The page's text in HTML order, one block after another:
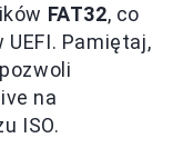
FAT32, co
Pamiętaj,
na
ISO.